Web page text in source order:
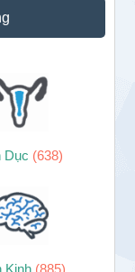
Dục (638)
Kinh (885)